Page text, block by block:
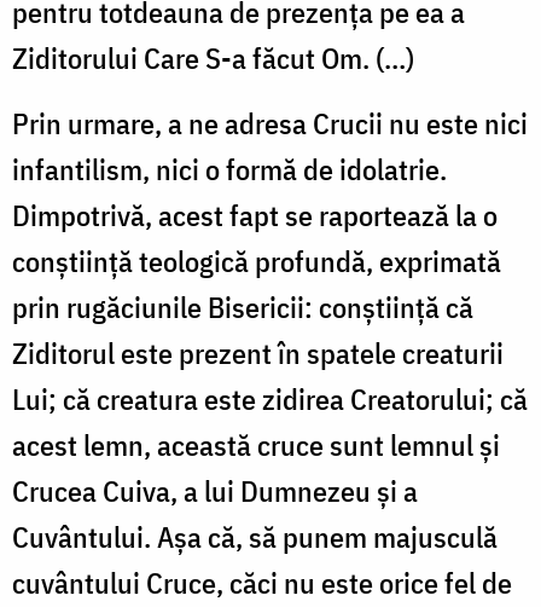
pentru totdeauna de prezenţa pe ea a
Ziditorului Care S-a făcut Om. (…)
Prin urmare, a ne adresa Crucii nu este nici
infantilism, nici o formă de idolatrie.
Dimpotrivă, acest fapt se raportează la o
conştiinţă teologică profundă, exprimată
prin rugăciunile Bisericii: conştiinţă că
Ziditorul este prezent în spatele creaturii
Lui; că creatura este zidirea Creatorului; că
acest lemn, această cruce sunt lemnul şi
Crucea Cuiva, a lui Dumnezeu şi a
Cuvântului. Aşa că, să punem majusculă
cuvântului Cruce, căci nu este orice fel de